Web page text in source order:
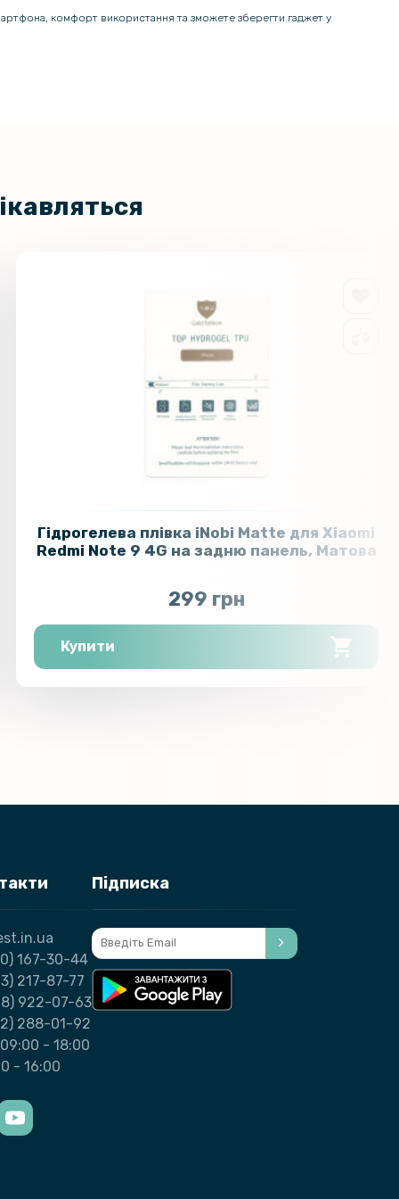
комфорт використання та зможете зберегти гаджет у
Гідрогелева плівка iNobi Matte для Xiaomi
Redmi Note 9 4G на задню панель, Матова
299 грн
Купити
167-30-44
217-87-77
922-07-63
288-01-92
- 18:00
- 16:00
Підписка